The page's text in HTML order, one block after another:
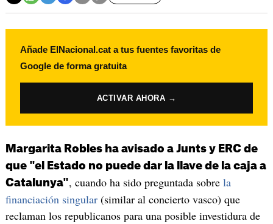
Añade ElNacional.cat a tus fuentes favoritas de
Google de forma gratuita
ACTIVAR AHORA →
Margarita Robles ha avisado a Junts y ERC de
que "el Estado no puede dar la llave de la caja a
Catalunya", cuando ha sido preguntada sobre la
financiación singular(similar al concierto vasco) que
reclaman los republicanos para una posible investidura de